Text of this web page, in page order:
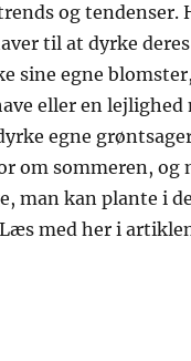
og tendenser.
til at dyrke
sine egne
eller en lejlighed
egne
om sommeren, og
man kan plante i
med her i